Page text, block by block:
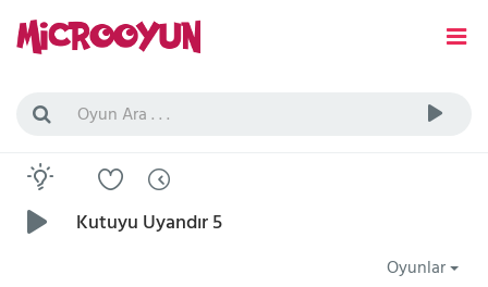
Kutuyu Uyandır 5
Oyunlar